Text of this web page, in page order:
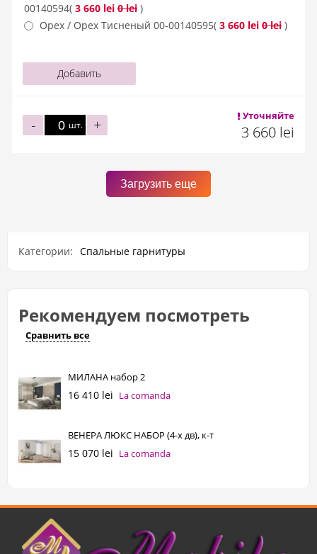
00140594( 3 660 lei 0 lei )
Орех / Орех Тисненый 00-00140595( 3 660 lei 0 lei )
Добавить
шт. +
- Уточняйте
3 660 lei
Загрузить еще
Категории: Спальные гарнитуры
Рекомендуем посмотреть
Сравнить все
МИЛАНА набор 2
16 410 lei La comanda
ВЕНЕРА ЛЮКС НАБОР (4-х дв), к-т
15 070 lei La comanda